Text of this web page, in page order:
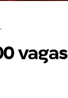
por você!
vagas